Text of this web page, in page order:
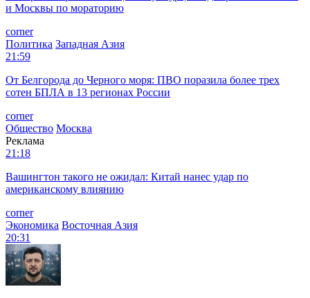
и Москвы по мораторию
corner
Политика Западная Азия
21:59
От Белгорода до Черного моря: ПВО поразила более трех
сотен БПЛА в 13 регионах России
corner
Общество Москва
Реклама
21:18
Вашингтон такого не ожидал: Китай нанес удар по
американскому влиянию
corner
Экономика Восточная Азия
20:31